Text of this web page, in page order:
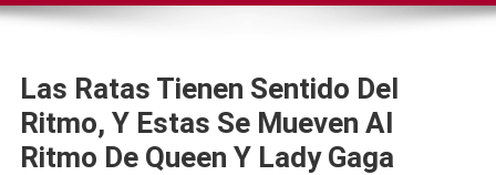
Las Ratas Tienen Sentido Del
Ritmo, Y Estas Se Mueven Al
Ritmo De Queen Y Lady Gaga